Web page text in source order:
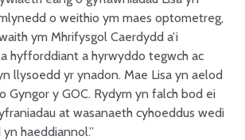
o weithio ym maes optometreg,
ym Mhrifysgol Caerdydd a’i
hyfforddiant a hyrwyddo tegwch ac
llysoedd yr ynadon. Mae Lisa yn aelod
Gyngor y GOC. Rydym yn falch bod ei
at wasanaeth cyhoeddus wedi
haeddiannol.”